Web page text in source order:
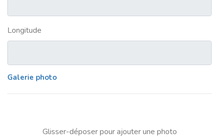
Longitude
Galerie photo
Glisser-déposer pour ajouter une photo